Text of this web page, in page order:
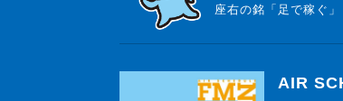
座右の銘「足で稼ぐ」
AIR